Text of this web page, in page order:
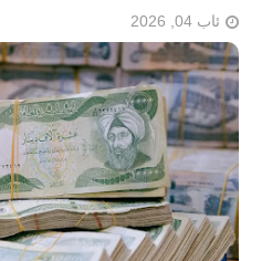
ئاب 04, 2026